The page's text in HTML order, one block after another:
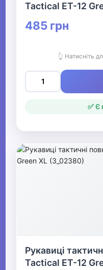
Tactical ET-12
485 грн
👆 Натисніть
✅ Є
Рукавиці
Tactical ET-12